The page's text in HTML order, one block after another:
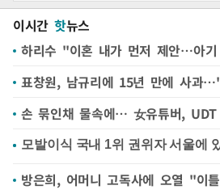
이시간 핫뉴스
하리수 "이혼 내가 먼저 제안…아
표창원, 남규리에 15년 만에 사과
손 묶인채 물속에… 女유튜버,
방은희, 어머니 고독사에 오열 "이